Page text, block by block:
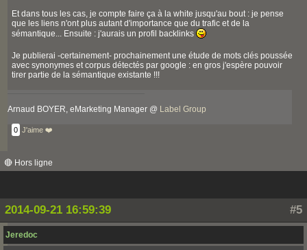
Et dans tous les cas, je compte faire ça à la white jusqu'au bout : je pense
que les liens n'ont plus autant d'importance que du trafic et de la
sémantique... Ensuite : j'aurais un profil backlinks
Je publierai -certainement- prochainement une étude de mots clés poussée
avec synonymes et corpus détectés par google : en gros j'espère pouvoir
tirer partie de la sémantique existante !!!
Arnaud BOYER, eMarketing Manager @ Label Group
0 J'aime ❤️
🔴 Hors ligne
#5
2014-09-21 16:59:39
Jeredoc